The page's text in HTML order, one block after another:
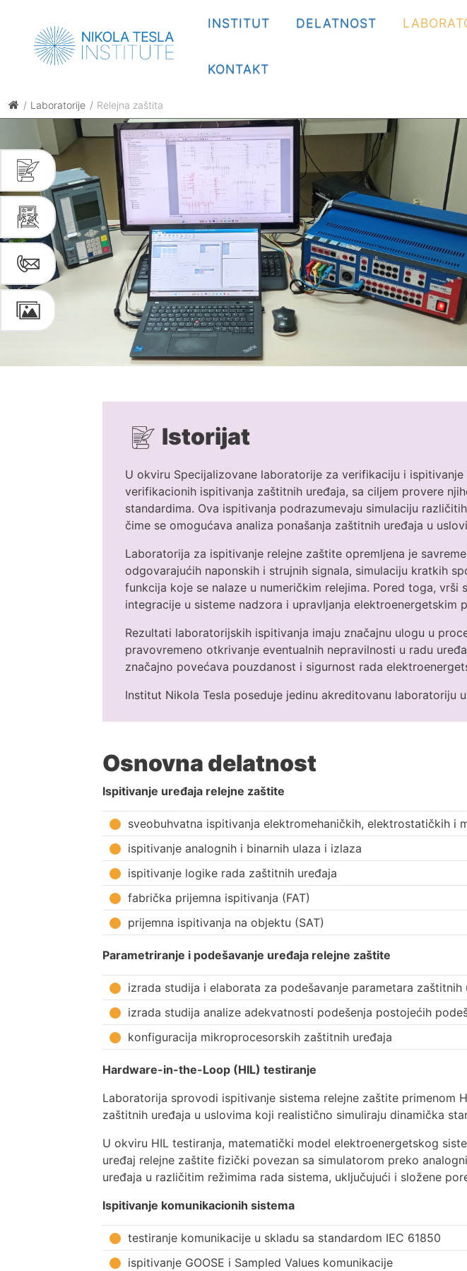
INSTITUT DELATNOST
KONTAKT
Laboratorije Relejna zaštita
Istorijat
U okviru Specijalizovane laboratorije za verifikaciju i
verifikacionih ispitivanja zaštitnih uređaja, sa ciljem provere
standardima. Ova ispitivanja podrazumevaju simulaciju
čime se omogućava analiza ponašanja zaštitnih uređaja u
Laboratorija za ispitivanje relejne zaštite opremljena je
odgovarajućih naponskih i strujnih signala, simulaciju kratkih
funkcija koje se nalaze u numeričkim relejima. Pored toga,
integracije u sisteme nadzora i upravljanja elektroenergetskim
Rezultati laboratorijskih ispitivanja imaju značajnu ulogu u
pravovremeno otkrivanje eventualnih nepravilnosti u radu
značajno povećava pouzdanost i sigurnost rada
Institut Nikola Tesla poseduje jedinu akreditovanu
Osnovna delatnost
Ispitivanje uređaja relejne zaštite
sveobuhvatna ispitivanja elektromehaničkih, elektrostatičkih i
ispitivanje analognih i binarnih ulaza i izlaza
ispitivanje logike rada zaštitnih uređaja
fabrička prijemna ispitivanja (FAT)
prijemna ispitivanja na objektu (SAT)
Parametriranje i podešavanje uređaja relejne zaštite
izrada studija i elaborata za podešavanje parametara zaštitnih
izrada studija analize adekvatnosti podešenja postojećih
konfiguracija mikroprocesorskih zaštitnih uređaja
Hardware-in-the-Loop (HIL) testiranje
Laboratorija sprovodi ispitivanje sistema relejne zaštite
zaštitnih uređaja u uslovima koji realistično simuliraju dinamička
U okviru HIL testiranja, matematički model elektroenergetskog
uređaj relejne zaštite fizički povezan sa simulatorom preko
uređaja u različitim režimima rada sistema, uključujući i složene
Ispitivanje komunikacionih sistema
testiranje komunikacije u skladu sa standardom IEC 61850
ispitivanje GOOSE i Sampled Values komunikacije